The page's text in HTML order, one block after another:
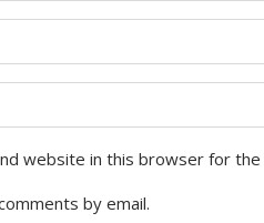
website in this browser for
by email.